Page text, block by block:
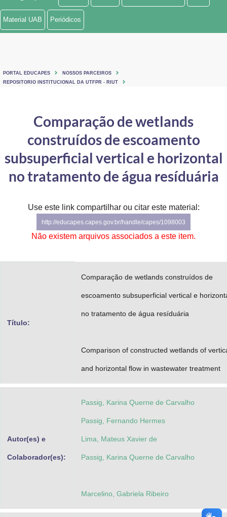
Ministério de Minas e Energia
Ministério do Turismo
Controladoria-Geral da União
Gabinete de Segurança Institucional
Advocacia-Geral da União
Material UAB Periódicos
PORTAL EDUCAPES
NOSSOS PARCEIROS
REPOSITORIO INSTITUCIONAL DA UTFPR - RIUT
Comparação de wetlands
construídos de escoamento
subsuperficial vertical e horizontal
no tratamento de água resíduária
Use este link compartilhar ou citar este material:
http://educapes.capes.gov.br/handle/capes/1098003
Não existem arquivos associados a este item.
Título:
Comparação de wetlands construídos de
escoamento subsuperficial vertical e
no tratamento de água resíduária
Comparison of constructed wetlands of
and horizontal flow in wastewater treatment
Autor(es) e
Colaborador(es):
Passig, Karina Querne de Carvalho
Passig, Fernando Hermes
Lima, Mateus Xavier de
Passig, Karina Querne de Carvalho
Marcelino, Gabriela Ribeiro